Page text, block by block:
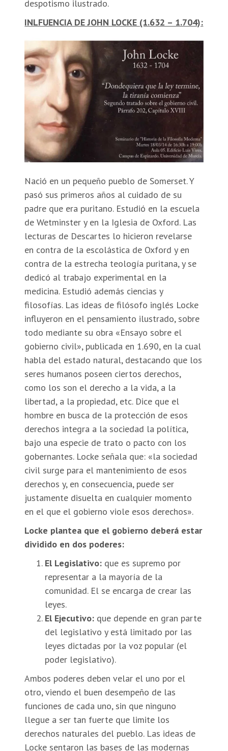
despotismo ilustrado.
INLFUENCIA DE JOHN LOCKE (1.632 – 1.704):
Nació en un pequeño pueblo de Somerset. Y
pasó sus primeros años al cuidado de su
padre que era puritano. Estudió en la escuela
de Wetminster y en la Iglesia de Oxford. Las
lecturas de Descartes lo hicieron revelarse
en contra de la escolástica de Oxford y en
contra de la estrecha teología puritana, y se
dedicó al trabajo experimental en la
medicina. Estudió además ciencias y
filosofías. Las ideas de filósofo inglés Locke
influyeron en el pensamiento ilustrado, sobre
todo mediante su obra «Ensayo sobre el
gobierno civil», publicada en 1.690, en la cual
habla del estado natural, destacando que los
seres humanos poseen ciertos derechos,
como los son el derecho a la vida, a la
libertad, a la propiedad, etc. Dice que el
hombre en busca de la protección de esos
derechos integra a la sociedad la política,
bajo una especie de trato o pacto con los
gobernantes. Locke señala que: «la sociedad
civil surge para el mantenimiento de esos
derechos y, en consecuencia, puede ser
justamente disuelta en cualquier momento
en el que el gobierno viole esos derechos».
Locke plantea que el gobierno deberá estar
dividido en dos poderes:
El Legislativo: que es supremo por
representar a la mayoría de la
comunidad. El se encarga de crear las
leyes.
El Ejecutivo: que depende en gran parte
del legislativo y está limitado por las
leyes dictadas por la voz popular (el
poder legislativo).
Ambos poderes deben velar el uno por el
otro, viendo el buen desempeño de las
funciones de cada uno, sin que ninguno
llegue a ser tan fuerte que limite los
derechos naturales del pueblo. Las ideas de
Locke sentaron las bases de las modernas